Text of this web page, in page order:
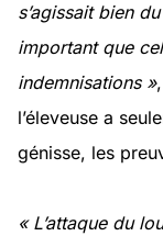
s’agissait bien
important que
indemnisations »
l’éleveuse a
génisse, les
« L’attaque du